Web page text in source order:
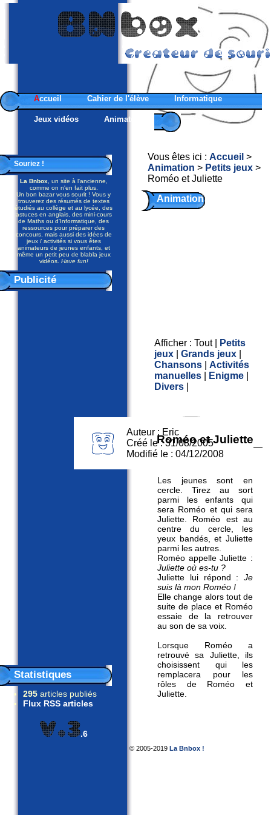
Accueil Cahier de l'élève Informatique
Jeux vidéos Animateurs
Souriez !
La Bnbox , un site à l'ancienne,
comme on n'en fait plus.
Un bon bazar vous sourit ! Vous y
trouverez des résumés de textes
étudiés au collège et au lycée, des
astuces en anglais, des mini-cours
de Maths ou d'Informatique, des
ressources pour préparer des
concours, mais aussi des idées de
jeux / activités si vous êtes
animateurs de jeunes enfants, et
même un petit peu de blabla jeux
vidéos. Have fun!
Publicité
Statistiques
295 articles publiés
Flux RSS articles
.6
Vous êtes ici :Accueil >
Animation > Petits jeux >
Roméo et Juliette
Animation
Afficher :Tout|
Petits
jeux |Grands jeux
Chansons |Activités
manuelles
Enigme
Divers
Roméo et Juliette
Auteur : Eric
Créé le : 31/08/2005
Modifié le : 04/12/2008
Les jeunes sont en
cercle. Tirez au sort
parmi les enfants qui
sera Roméo et qui sera
Juliette. Roméo est au
centre du cercle, les
yeux bandés, et Juliette
parmi les autres.
Roméo appelle Juliette :
Juliette où es-tu ?
Juliette lui répond : Je
suis là mon Roméo !
Elle change alors tout de
suite de place et Roméo
essaie de la retrouver
au son de sa voix.
Lorsque Roméo a
retrouvé sa Juliette, ils
choisissent qui les
remplacera pour les
rôles de Roméo et
Juliette.
© 2005-2019La Bnbox !